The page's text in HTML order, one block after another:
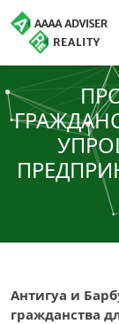
Антигуа и
гражданства